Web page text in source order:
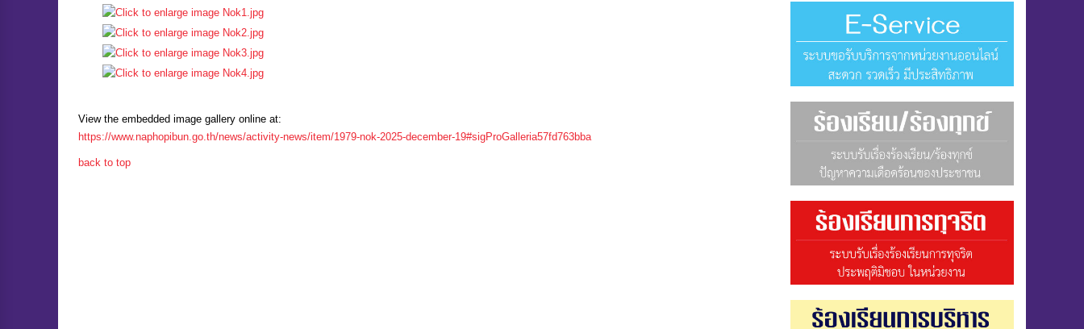
View the embedded image gallery online at:
https://www.naphopibun.go.th/news/activity-news/item/1979-nok-2025-december-19#sigProGalleria57fd763bba
back to top